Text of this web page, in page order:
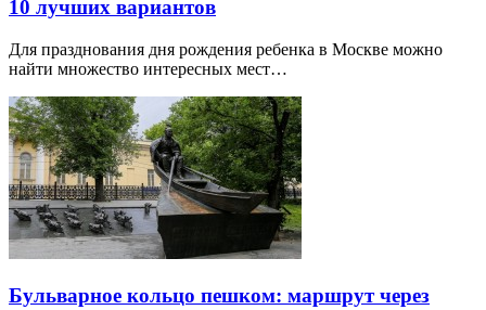
10 лучших вариантов
Для празднования дня рождения ребенка в Москве можно
найти множество интересных мест…
Бульварное кольцо пешком: маршрут через